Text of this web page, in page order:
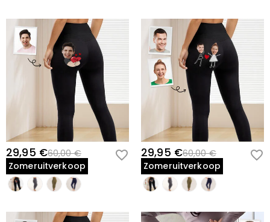
29,95 €60,00 €
Zomeruitverkoop
29,95 €60,00 €
Zomeruitverkoop